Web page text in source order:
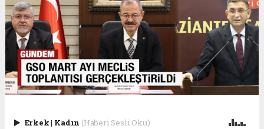
Erkek| Kadın (Haberi Sesli Oku)